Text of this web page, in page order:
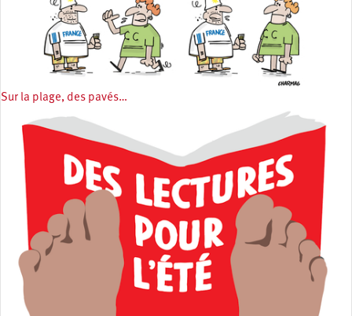
Sur la plage, des pavés…